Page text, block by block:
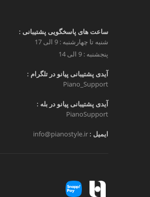
ساعت های پاسخگویی پشتیبانی :
شنبه تا چهارشنبه : 9 الی 17
پنجشنبه : 9 الی 14
آیدی پشتیبانی پیانو در تلگرام :
Piano_Support
آیدی پشتیبانی پیانو در بله :
PianoSupport
ایمیل : info@pianostyle.ir